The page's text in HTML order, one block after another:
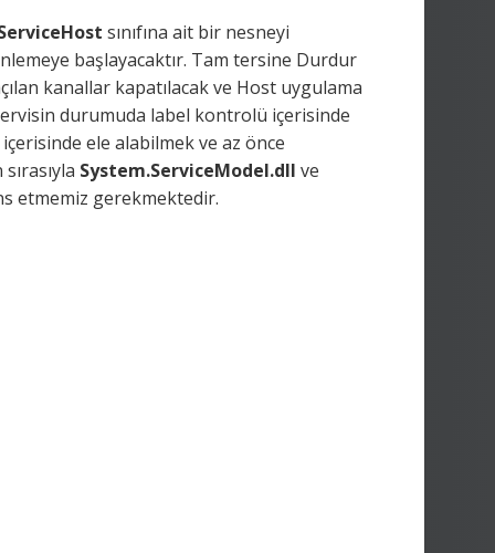
sınıfına ait bir nesneyi
başlayacaktır. Tam tersine Durdur
kanallar kapatılacak ve Host uygulama
durumuda label kontrolü içerisinde
ele alabilmek ve az önce
System.ServiceModel.dll ve
etmemiz gerekmektedir.